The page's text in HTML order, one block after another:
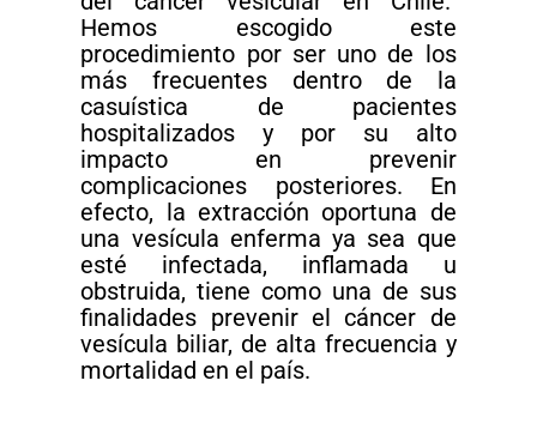
Hemos escogido este
procedimiento por ser uno de los
más frecuentes dentro de la
casuística de pacientes
hospitalizados y por su alto
impacto en prevenir
complicaciones posteriores. En
efecto, la extracción oportuna de
una vesícula enferma ya sea que
esté infectada, inflamada u
obstruida, tiene como una de sus
finalidades prevenir el cáncer de
vesícula biliar, de alta frecuencia y
mortalidad en el país.